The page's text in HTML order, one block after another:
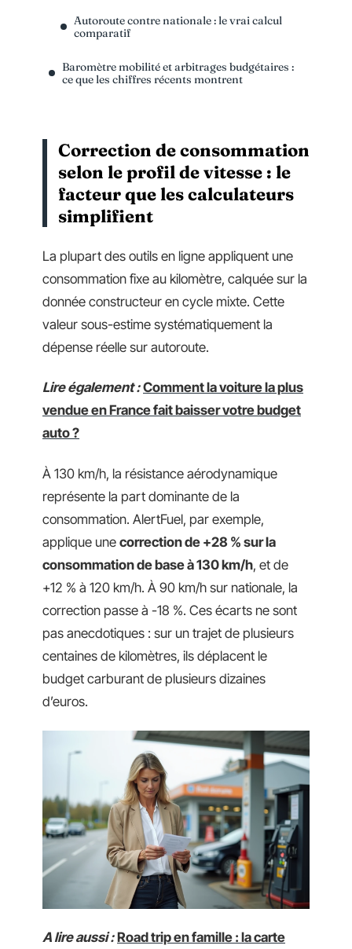
Autoroute contre nationale : le vrai calcul
comparatif
Baromètre mobilité et arbitrages budgétaires :
ce que les chiffres récents montrent
Correction de consommation
selon le profil de vitesse : le
facteur que les calculateurs
simplifient
La plupart des outils en ligne appliquent une
consommation fixe au kilomètre, calquée sur la
donnée constructeur en cycle mixte. Cette
valeur sous-estime systématiquement la
dépense réelle sur autoroute.
Lire également : Comment la voiture la plus
vendue en France fait baisser votre budget
auto ?
À 130 km/h, la résistance aérodynamique
représente la part dominante de la
consommation. AlertFuel, par exemple,
applique une correction de +28 % sur la
consommation de base à 130 km/h, et de
+12 % à 120 km/h. À 90 km/h sur nationale, la
correction passe à -18 %. Ces écarts ne sont
pas anecdotiques : sur un trajet de plusieurs
centaines de kilomètres, ils déplacent le
budget carburant de plusieurs dizaines
d’euros.
A lire aussi : Road trip en famille : la carte